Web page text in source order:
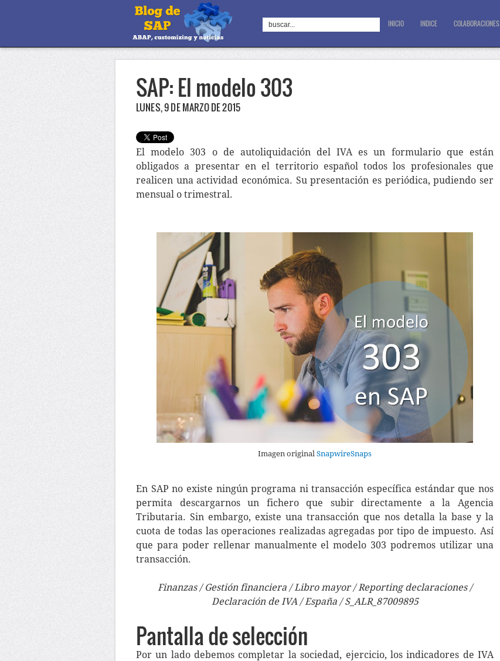
INICIO INDICE COLABORACIONES
SAP: El modelo 303
LUNES, 9 DE MARZO DE 2015
El modelo 303 o de autoliquidación del IVA es un formulario que están
obligados a presentar en el territorio español todos los profesionales que
realicen una actividad económica. Su presentación es periódica, pudiendo ser
mensual o trimestral.
Imagen original SnapwireSnaps
En SAP no existe ningún programa ni transacción específica estándar que nos
permita descargarnos un fichero que subir directamente a la Agencia
Tributaria. Sin embargo, existe una transacción que nos detalla la base y la
cuota de todas las operaciones realizadas agregadas por tipo de impuesto. Así
que para poder rellenar manualmente el modelo 303 podremos utilizar una
transacción.
Finanzas / Gestión financiera / Libro mayor / Reporting declaraciones /
Declaración de IVA / España / S_ALR_87009895
Pantalla de selección
Por un lado debemos completar la sociedad, ejercicio, los indicadores de IVA